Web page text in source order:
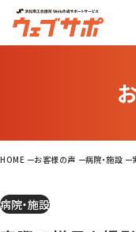
HOME お客様の声 病院・施設
病院・施設